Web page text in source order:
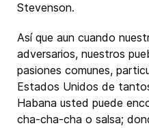
Stevenson.
Así que aun cuando
adversarios, nuestros
pasiones comunes,
Estados Unidos de
Habana usted puede
cha-cha-cha o salsa;